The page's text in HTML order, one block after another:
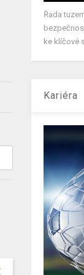
Řada
ke klíčové
Kariéra